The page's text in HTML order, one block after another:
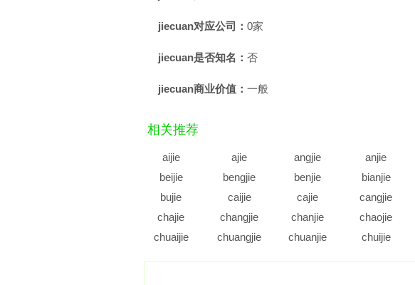
jiecuan对应公司： 0家
jiecuan是否知名： 否
jiecuan商业价值： 一般
相关推荐
aijie ajie angjie anjie
beijie
bengjie benjie bianjie
bujie
caijie cajie cangjie
chajie
changjie chanjie chaojie
chuaijie
chuangjie chuanjie chuijie